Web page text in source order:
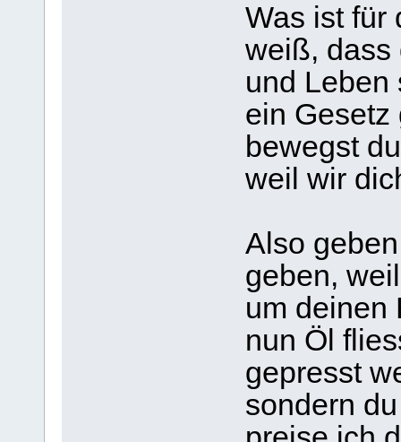
Was ist für
weiß, dass
und Leben
ein Gesetz
bewegst
weil wir
Also
geben,
um deinen
nun Öl
gepresst
sondern